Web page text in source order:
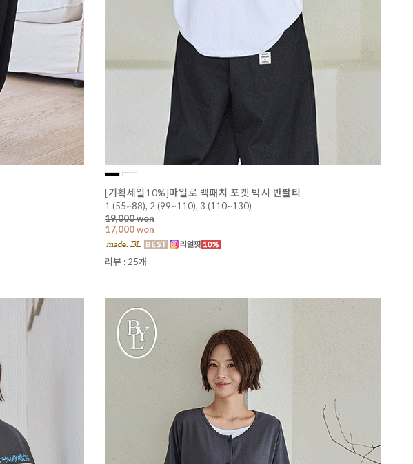
[기획세일10%]마일로 백패치 포켓 박시 반팔티
1 (55~88), 2 (99~110), 3 (110~130)
19,000 won
17,000 won
리뷰 : 25개